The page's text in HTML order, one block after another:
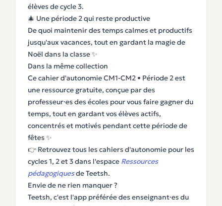
élèves de cycle 3.
🎄 Une période 2 qui reste productive
De quoi maintenir des temps calmes et productifs
jusqu'aux vacances, tout en gardant la magie de
Noël dans la classe ✨
Dans la même collection
Ce cahier d'autonomie CM1-CM2 • Période 2 est
une ressource gratuite, conçue par des
professeur·es des écoles pour vous faire gagner du
temps, tout en gardant vos élèves actifs,
concentrés et motivés pendant cette période de
fêtes ✨
👉 Retrouvez tous les cahiers d'autonomie pour les
cycles 1, 2 et 3 dans l'espace Ressources
pédagogiquesde Teetsh.
Envie de ne rien manquer ?
Teetsh, c'est l'app préférée des enseignant·es du